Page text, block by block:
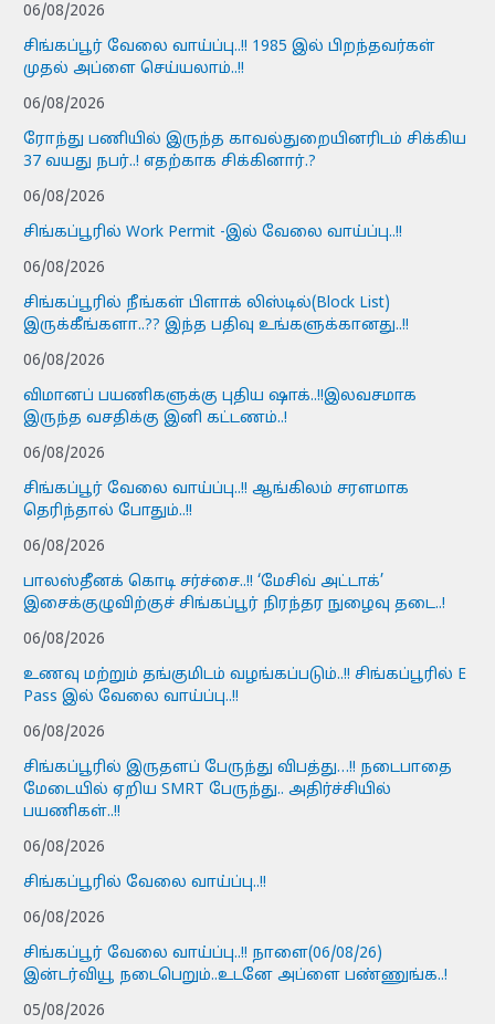
06/08/2026
சிங்கப்பூர் வேலை வாய்ப்பு..!! 1985 இல் பிறந்தவர்கள்
முதல் அப்ளை செய்யலாம்..!!
06/08/2026
ரோந்து பணியில் இருந்த காவல்துறையினரிடம் சிக்கிய
37 வயது நபர்..! எதற்காக சிக்கினார்.?
06/08/2026
சிங்கப்பூரில் Work Permit -இல் வேலை வாய்ப்பு..!!
06/08/2026
சிங்கப்பூரில் நீங்கள் பிளாக் லிஸ்டில்(Block List)
இருக்கீங்களா..?? இந்த பதிவு உங்களுக்கானது..!!
06/08/2026
விமானப் பயணிகளுக்கு புதிய ஷாக்..!!இலவசமாக
இருந்த வசதிக்கு இனி கட்டணம்..!
06/08/2026
சிங்கப்பூர் வேலை வாய்ப்பு..!! ஆங்கிலம் சரளமாக
தெரிந்தால் போதும்..!!
06/08/2026
பாலஸ்தீனக் கொடி சர்ச்சை..!! ‘மேசிவ் அட்டாக்’
இசைக்குழுவிற்குச் சிங்கப்பூர் நிரந்தர நுழைவு தடை..!
06/08/2026
உணவு மற்றும் தங்குமிடம் வழங்கப்படும்..!! சிங்கப்பூரில் E
Pass இல் வேலை வாய்ப்பு..!!
06/08/2026
சிங்கப்பூரில் இருதளப் பேருந்து விபத்து…!! நடைபாதை
மேடையில் ஏறிய SMRT பேருந்து.. அதிர்ச்சியில்
பயணிகள்..!!
06/08/2026
சிங்கப்பூரில் வேலை வாய்ப்பு..!!
06/08/2026
சிங்கப்பூர் வேலை வாய்ப்பு..!! நாளை(06/08/26)
இன்டர்வியூ நடைபெறும்..உடனே அப்ளை பண்ணுங்க..!
05/08/2026